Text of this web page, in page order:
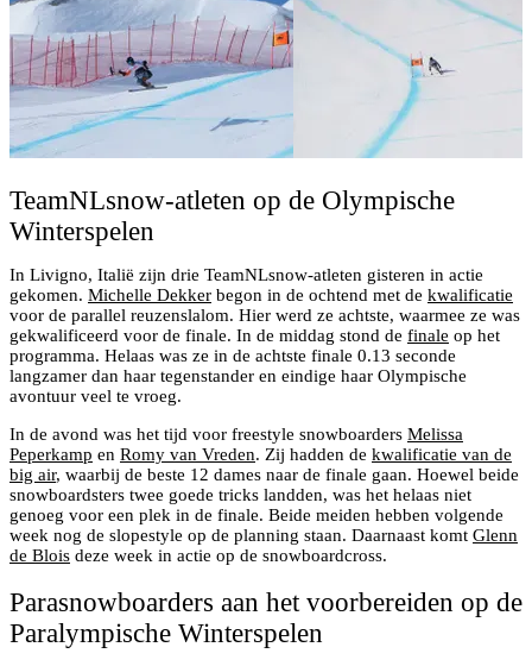
TeamNLsnow-atleten op de Olympische
Winterspelen
In Livigno, Italië zijn drie TeamNLsnow-atleten gisteren in actie
gekomen. Michelle Dekker begon in de ochtend met de kwalificatie
voor de parallel reuzenslalom. Hier werd ze achtste, waarmee ze was
gekwalificeerd voor de finale. In de middag stond de finale op het
programma. Helaas was ze in de achtste finale 0.13 seconde
langzamer dan haar tegenstander en eindige haar Olympische
avontuur veel te vroeg.
In de avond was het tijd voor freestyle snowboarders Melissa
Peperkamp en Romy van Vreden. Zij hadden de kwalificatie van de
big air, waarbij de beste 12 dames naar de finale gaan. Hoewel beide
snowboardsters twee goede tricks landden, was het helaas niet
genoeg voor een plek in de finale. Beide meiden hebben volgende
week nog de slopestyle op de planning staan. Daarnaast komt Glenn
de Blois deze week in actie op de snowboardcross.
Parasnowboarders aan het voorbereiden op de
Paralympische Winterspelen